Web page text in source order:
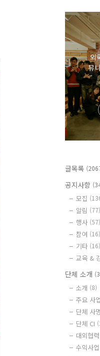
외
뮤
글목록
공지사항
모집
알림 (77)
행사 (57)
참여 (16)
기타 (16)
교육 &
단체 소개
소개 (8)
주요 사업
단체 사
단체 CI
대외협
수익사업